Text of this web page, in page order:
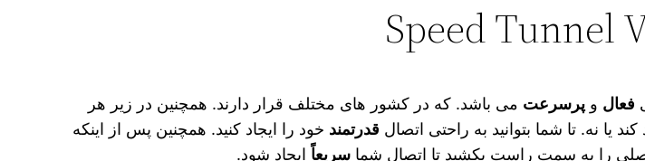
فعال وپرسرعت می‌ باشد. که در کشور های مختلف قرار دارند. همچنین در زیر هر
نه. تا شما بتوانید به راحتی اتصال قدرتمند خود را ایجاد کنید. همچنین پس از اینکه
را به سمت راست بکشید تا اتصال شماسریعاً ایجاد شود.